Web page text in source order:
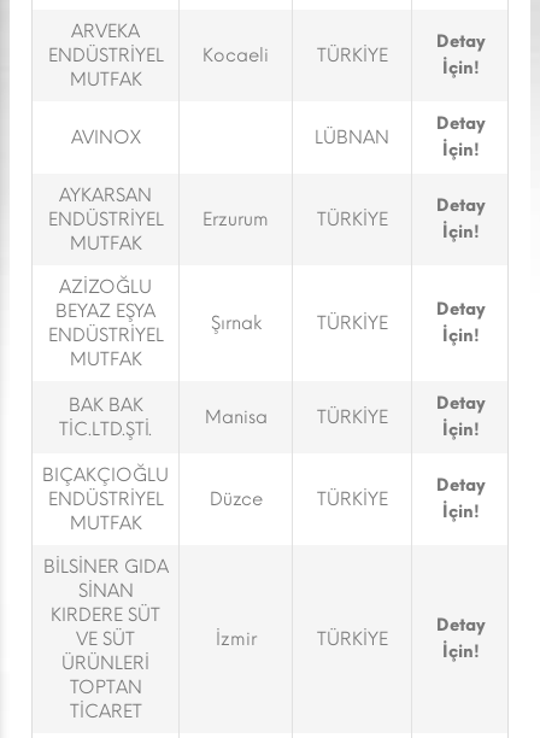
ARVEKA
ENDÜSTRİYEL
MUTFAK
Kocaeli TÜRKİYE
Detay
İçin!
AVINOX LÜBNAN
Detay
İçin!
AYKARSAN
ENDÜSTRİYEL
MUTFAK
Erzurum TÜRKİYE
Detay
İçin!
AZİZOĞLU
BEYAZ EŞYA
ENDÜSTRİYEL
MUTFAK
Şırnak TÜRKİYE
Detay
İçin!
BAK BAK
TİC.LTD.ŞTİ.
Manisa TÜRKİYE
Detay
İçin!
BIÇAKÇIOĞLU
ENDÜSTRİYEL
MUTFAK
Düzce TÜRKİYE
Detay
İçin!
BİLSİNER GIDA
SİNAN
KIRDERE SÜT
VE SÜT
ÜRÜNLERİ
TOPTAN
TİCARET
İzmir TÜRKİYE
Detay
İçin!